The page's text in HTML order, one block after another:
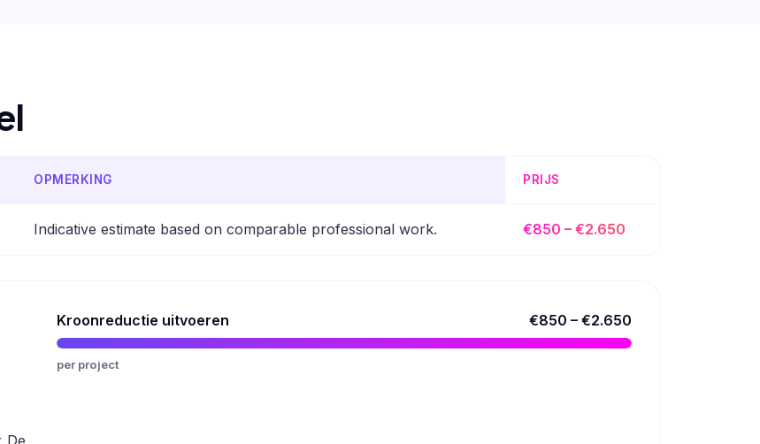
OPMERKING PRIJS
Indicative estimate based on comparable professional work. €850 – €2.650
Kroonreductie uitvoeren €850 – €2.650
per project